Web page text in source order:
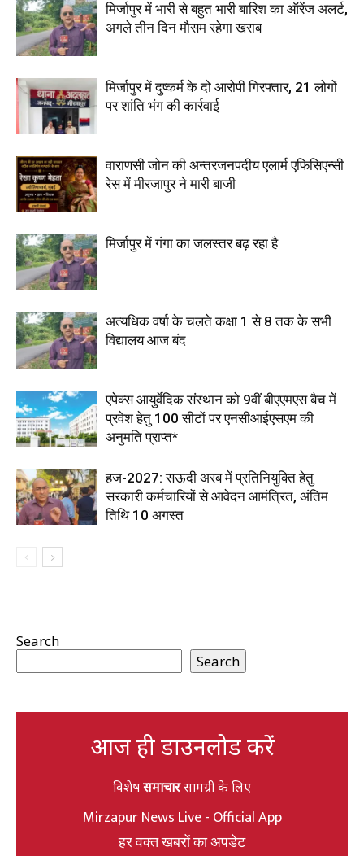
मिर्जापुर में भारी से बहुत भारी बारिश का ऑरेंज अलर्ट,
अगले तीन दिन मौसम रहेगा खराब
मिर्जापुर में दुष्कर्म के दो आरोपी गिरफ्तार, 21 लोगों
पर शांति भंग की कार्रवाई
वाराणसी जोन की अन्तरजनपदीय एलार्म एफिसिएन्सी
रेस में मीरजापुर ने मारी बाजी
मिर्जापुर में गंगा का जलस्तर बढ़ रहा है
अत्यधिक वर्षा के चलते कक्षा 1 से 8 तक के सभी
विद्यालय आज बंद
एपेक्स आयुर्वेदिक संस्थान को 9वीं बीएएमएस बैच में
प्रवेश हेतु 100 सीटों पर एनसीआईएसएम की
अनुमति प्राप्त*
हज-2027: सऊदी अरब में प्रतिनियुक्ति हेतु
सरकारी कर्मचारियों से आवेदन आमंत्रित, अंतिम
तिथि 10 अगस्त
Search
Search
आज ही डाउनलोड करें
विशेषसमाचारसामग्री के लिए
Mirzapur News Live - Official App
हर वक्त खबरों का अपडेट